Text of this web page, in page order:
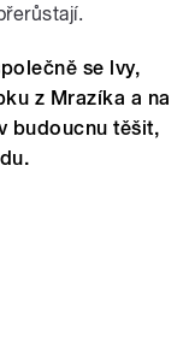
se lvy,
z Mrazíka a na
budoucnu těšit,